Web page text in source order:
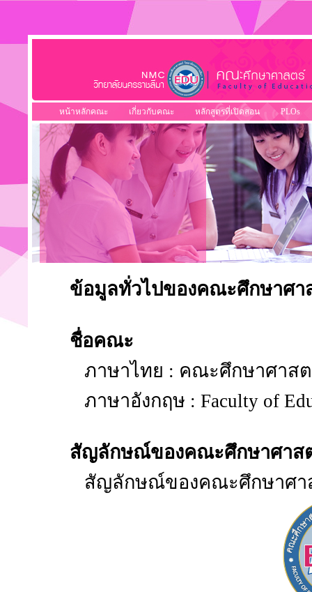
หน้าหลักคณะ เกี่ยวกับคณะ หลักสูตรที่เปิดสอน PLOs
ข้อมูลทั่วไปของคณะศึกษาศา
ชื่อคณะ
ภาษาไทย : คณะศึกษาศาส
ภาษาอังกฤษ : Faculty of
สัญลักษณ์ของคณะศึกษาศาส
สัญลักษณ์ของคณะศึกษาศา